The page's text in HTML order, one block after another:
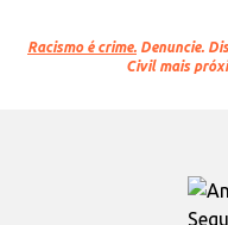
Racismo é crime. Denuncie.
Civil mais